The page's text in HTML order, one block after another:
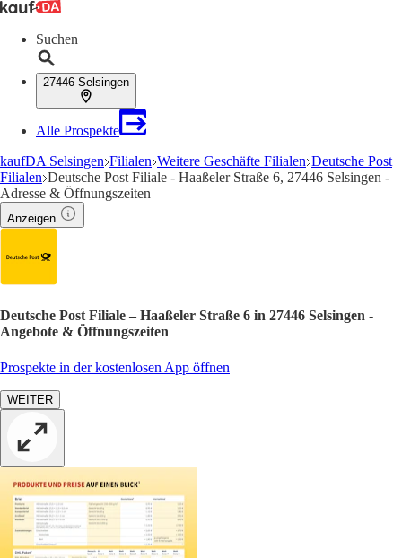
Suchen
27446 Selsingen
Alle Prospekte
kaufDA Selsingen Filialen Weitere Geschäfte Filialen Deutsche Post
Filialen Deutsche Post Filiale - Haaßeler Straße 6, 27446 Selsingen -
Adresse & Öffnungszeiten
Anzeigen
Deutsche Post Filiale – Haaßeler Straße 6 in 27446 Selsingen -
Angebote & Öffnungszeiten
Prospekte in der kostenlosen App öffnen
WEITER